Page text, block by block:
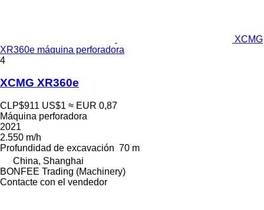
XCMG
XR360e máquina perforadora
4
XCMG XR360e
CLP$911 US$1 ≈ EUR 0,87
Máquina perforadora
2021
2.550 m/h
Profundidad de excavación 70 m
China, Shanghai
BONFEE Trading (Machinery)
Contacte con el vendedor